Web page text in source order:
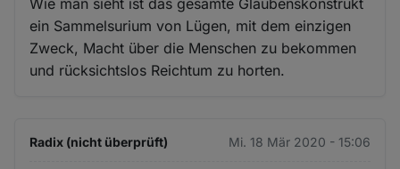
ein Sammelsurium von Lügen, mit dem einzigen
Zweck, Macht über die Menschen zu bekommen
und rücksichtslos Reichtum zu horten.
Radix (nicht überprüft) Mi. 18 Mär 2020 - 15:06